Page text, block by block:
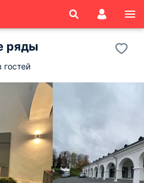
ряды
гостей